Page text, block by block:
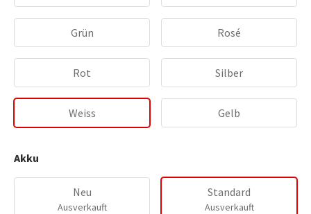
Grün Rosé
Rot Silber
Weiss Gelb
Akku
Neu
Ausverkauft
Standard
Ausverkauft